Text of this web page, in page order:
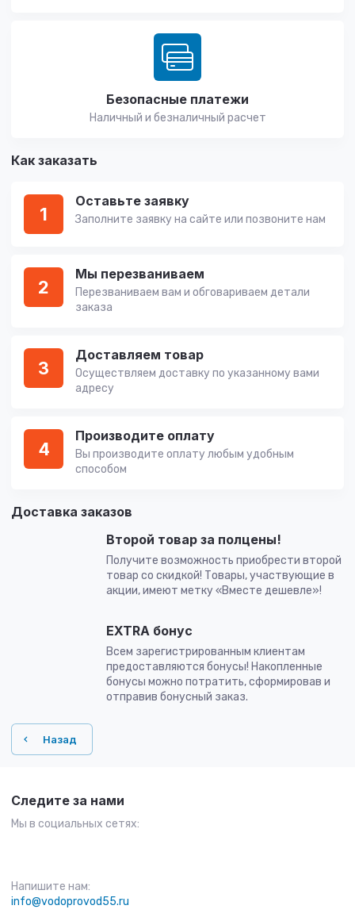
Безопасные платежи
Наличный и безналичный расчет
Как заказать
1
Оставьте заявку
Заполните заявку на сайте или позвоните нам
2
Мы перезваниваем
Перезваниваем вам и обговариваем детали
заказа
3
Доставляем товар
Осуществляем доставку по указанному вами
адресу
4
Производите оплату
Вы производите оплату любым удобным
способом
Доставка заказов
Второй товар за полцены!
Получите возможность приобрести второй
товар со скидкой! Товары, участвующие в
акции, имеют метку «Вместе дешевле»!
EXTRA бонус
Всем зарегистрированным клиентам
предоставляются бонусы! Накопленные
бонусы можно потратить, сформировав и
отправив бонусный заказ.
Назад
Следите за нами
Мы в социальных сетях:
Напишите нам:
info@vodoprovod55.ru